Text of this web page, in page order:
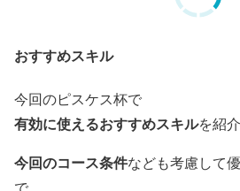
おすすめスキル
今回のピスケス杯で
有効に使えるおすすめスキルを紹
今回のコース条件なども考慮して
で、